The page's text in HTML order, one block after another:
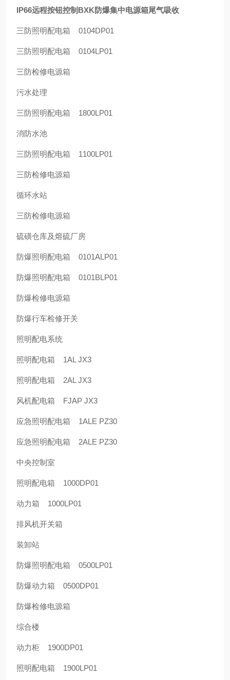
IP66远程按钮控制BXK防爆集中电源箱尾气吸收
三防照明配电箱 0104DP01
三防照明配电箱 0104LP01
三防检修电源箱
污水处理
三防照明配电箱 1800LP01
消防水池
三防照明配电箱 1100LP01
三防检修电源箱
循环水站
三防检修电源箱
硫磺仓库及熔硫厂房
防爆照明配电箱 0101ALP01
防爆照明配电箱 0101BLP01
防爆检修电源箱
防爆行车检修开关
照明配电系统
照明配电箱 1AL JX3
照明配电箱 2AL JX3
风机配电箱 FJAP JX3
应急照明配电箱 1ALE PZ30
应急照明配电箱 2ALE PZ30
中央控制室
照明配电箱 1000DP01
动力箱 1000LP01
排风机开关箱
装卸站
防爆照明配电箱 0500LP01
防爆动力箱 0500DP01
防爆检修电源箱
综合楼
动力柜 1900DP01
照明配电箱 1900LP01